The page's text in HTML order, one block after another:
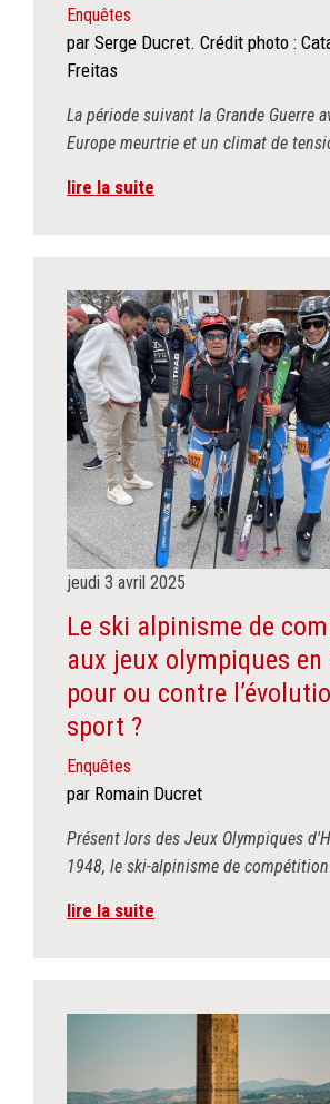
Enquêtes
par Serge Ducret. Crédit photo :
Freitas
La période suivant la Grande Guerre
Europe meurtrie et un climat de
lire la suite
jeudi 3 avril 2025
Le ski alpinisme de
aux jeux olympiques en
pour ou contre
sport ?
Enquêtes
par Romain Ducret
Présent lors des Jeux Olympiques
1948, le ski-alpinisme de
lire la suite